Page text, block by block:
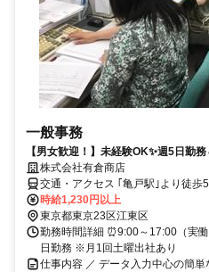
一般事務
【男女歓迎！】未経験OK✨週5日勤
株式会社有倉商店
交通・アクセス ｢亀戸駅｣より徒歩
時給1,230円以上
東京都東京23区江東区
勤務時間詳細 ⏰9:00～17:00（実
日勤務 ※月1回土曜出社あり
仕事内容 ／ データ入力中心の簡